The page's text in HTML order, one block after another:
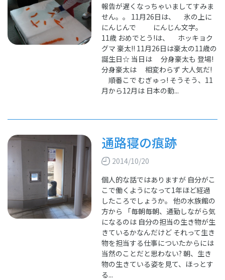
報告が遅くなっちゃいましてすみま
せん。。 11月26日は、 氷の上に
にんじんで にんじん文字。
11歳 おめでとう!は、 ホッキョク
グマ 豪太!! 11月26日は豪太の11歳の
誕生日☆ 当日は 分身豪太も 登場!
分身豪太は 相変わらず 大人気だ!
順番こで むぎゅっ! そうそう、11
月から12月は 日本の動...
通路寝の痕跡
2014/10/20
個人的な話ではありますが 自分がこ
こで働くようになって1年ほど経過
したころでしょうか。 他の水族館の
方から 「毎朝毎朝、通勤しながら気
になるのは 自分の担当の生き物が生
きているかなんだけど それって生き
物を担当する仕事についたからには
当然のことだと思わない? 朝、生き
物の生きている姿を見て、ほっとす
る...